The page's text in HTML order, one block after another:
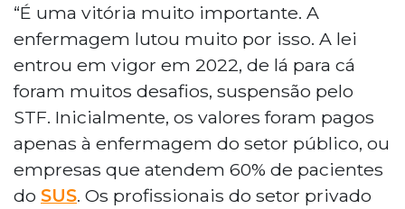
“É uma vitória muito importante. A
enfermagem lutou muito por isso. A lei
entrou em vigor em 2022, de lá para cá
foram muitos desafios, suspensão pelo
STF. Inicialmente, os valores foram pagos
apenas à enfermagem do setor público, ou
empresas que atendem 60% de pacientes
do SUS. Os profissionais do setor privado